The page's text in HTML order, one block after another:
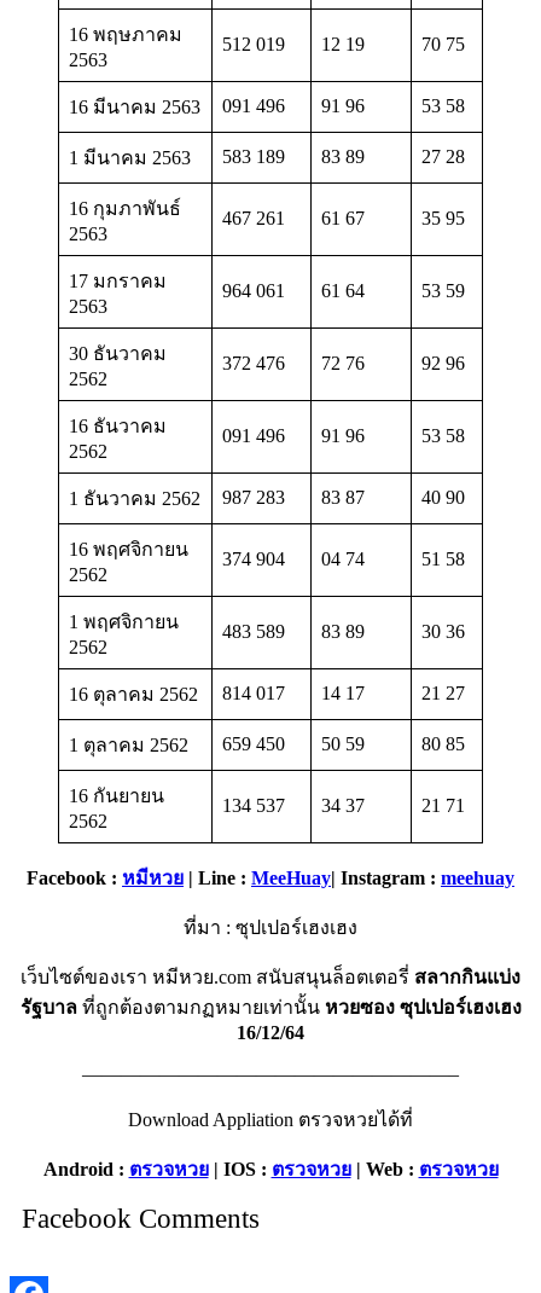
16 พฤษภาคม
2563
512 019 12 19 70 75
16 มีนาคม 2563 091 496 91 96 53 58
1 มีนาคม 2563 583 189 83 89 27 28
16 กุมภาพันธ์
2563
467 261 61 67 35 95
17 มกราคม
2563
964 061 61 64 53 59
30 ธันวาคม
2562
372 476 72 76 92 96
16 ธันวาคม
2562
091 496 91 96 53 58
1 ธันวาคม 2562 987 283 83 87 40 90
16 พฤศจิกายน
2562
374 904 04 74 51 58
1 พฤศจิกายน
2562
483 589 83 89 30 36
16 ตุลาคม 2562 814 017 14 17 21 27
1 ตุลาคม 2562 659 450 50 59 80 85
16 กันยายน
2562
134 537 34 37 21 71
Facebook : หมีหวย | Line : MeeHuay| Instagram : meehuay
ที่มา : ซุปเปอร์เฮงเฮง
เว็บไซต์ของเรา หมีหวย.com สนับสนุนล็อตเตอรี่ สลากกินแบ่ง
รัฐบาล ที่ถูกต้องตามกฏหมายเท่านั้น หวยซอง ซุปเปอร์เฮงเฮง
16/12/64
———————————————————–
Download Appliation ตรวจหวยได้ที่
Android : ตรวจหวย| IOS : ตรวจหวย| Web : ตรวจหวย
Facebook Comments